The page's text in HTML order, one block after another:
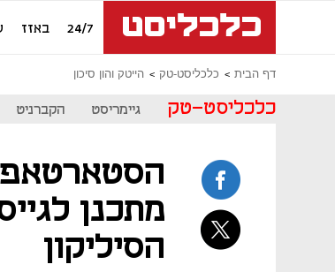
24/7 באזז
דף הבית כלכליסט-טק הייטק והון סיכון
כלכליסט-טק גיימריסט הקברניט
מתכנן
הסיליקון